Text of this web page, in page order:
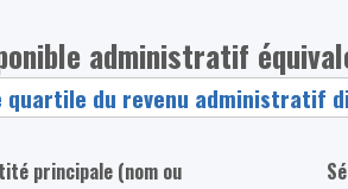
administratif
principale (nom ou